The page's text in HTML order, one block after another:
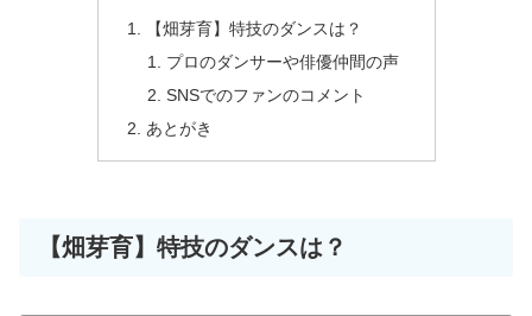
【畑芽育】特技のダンスは？
プロのダンサーや俳優仲間の声
SNSでのファンのコメント
あとがき
【畑芽育】特技のダンスは？